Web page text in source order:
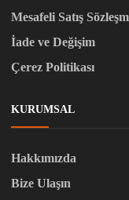
Mesafeli Satış
İade ve Değişim
Çerez Politikası
KURUMSAL
Hakkımızda
Bize Ulaşın